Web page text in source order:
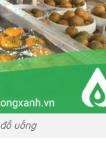
uống